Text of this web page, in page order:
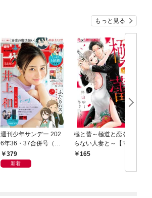
もっと見る
週刊少年サンデー 202
6年36・37合併号（20
26年8月5日発売号）
379
新着
極と蕾～極道と恋を知
らない人妻と～【マイ
クロ】（１）
165